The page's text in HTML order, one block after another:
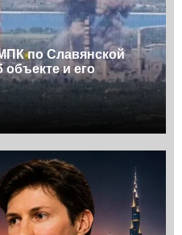
по Славянской
объекте и его